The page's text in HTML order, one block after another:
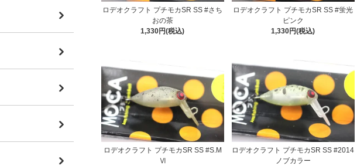
ロデオクラフト プチモカSR SS #さち
おの茶
1,330円(税込)
ロデオクラフト プチモカSR SS #蛍光
ピンク
1,330円(税込)
ロデオクラフト プチモカSR SS #S.M
Ⅵ
ロデオクラフト プチモカSR SS #2014
ノブカラー